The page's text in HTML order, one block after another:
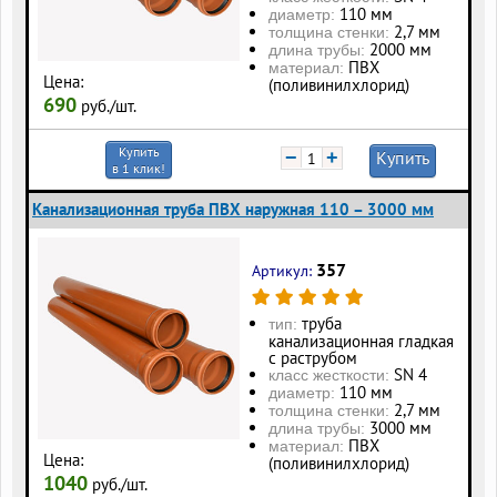
Цена:
690 руб./шт.
диаметр: 110 мм
толщина стенки: 2,7 мм
длина трубы: 2000 мм
материал: ПВХ
(поливинилхлорид)
Купить
в 1 клик!
− + Купить
Канализационная труба ПВХ наружная 110 – 3000 мм
Цена:
1040 руб./шт.
Артикул: 357
тип: труба
канализационная гладкая
с раструбом
класс жесткости: SN 4
диаметр: 110 мм
толщина стенки: 2,7 мм
длина трубы: 3000 мм
материал: ПВХ
(поливинилхлорид)